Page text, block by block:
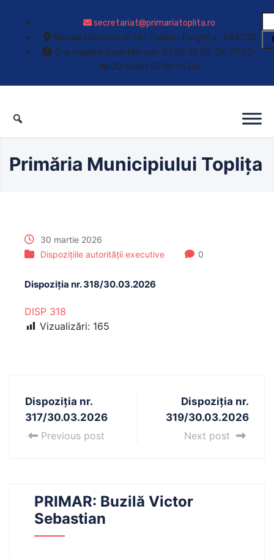
secretariat@primariatoplita.ro
Nicolae Bălcescu nr. 14 • Toplița • Harghita • 535700
Orar casierie: Luni-Miercuri: 07.00-15.30; Joi: 07.00-
18.00; Vineri: 07.00-13.00
Primăria Municipiului Toplița
30 martie 2026
Dispozițiile autorității executive
0
Dispoziția nr. 318/30.03.2026
DISP 318
Vizualizări: 165
Dispoziția nr.
317/30.03.2026
Previous post
Dispoziția nr.
319/30.03.2026
Next post
PRIMAR: Buzilă Victor
Sebastian